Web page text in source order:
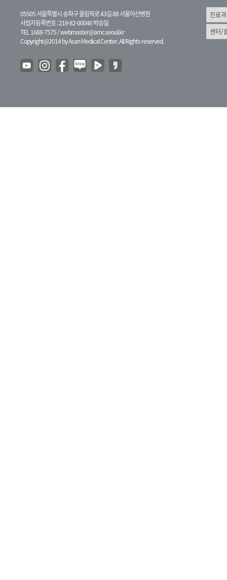
05505 서울특별시 송파구 올림픽로 43길 88 서울아산병원
사업자등록번호 : 219-82-00046 박승일
TEL 1688-7575 /webmaster@amc.seoul.kr
Copyright@2014 by Asan Medical Center. All Rights reserved.